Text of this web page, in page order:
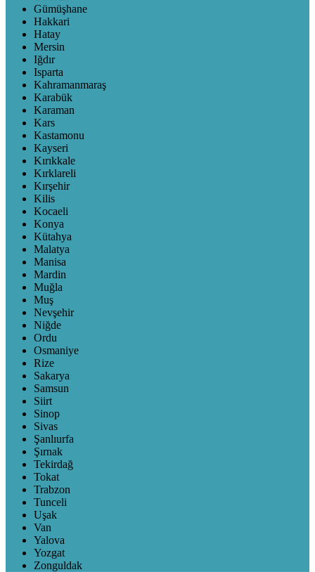
Gümüşhane
Hakkari
Hatay
Mersin
Iğdır
Isparta
Kahramanmaraş
Karabük
Karaman
Kars
Kastamonu
Kayseri
Kırıkkale
Kırklareli
Kırşehir
Kilis
Kocaeli
Konya
Kütahya
Malatya
Manisa
Mardin
Muğla
Muş
Nevşehir
Niğde
Ordu
Osmaniye
Rize
Sakarya
Samsun
Siirt
Sinop
Sivas
Şanlıurfa
Şırnak
Tekirdağ
Tokat
Trabzon
Tunceli
Uşak
Van
Yalova
Yozgat
Zonguldak